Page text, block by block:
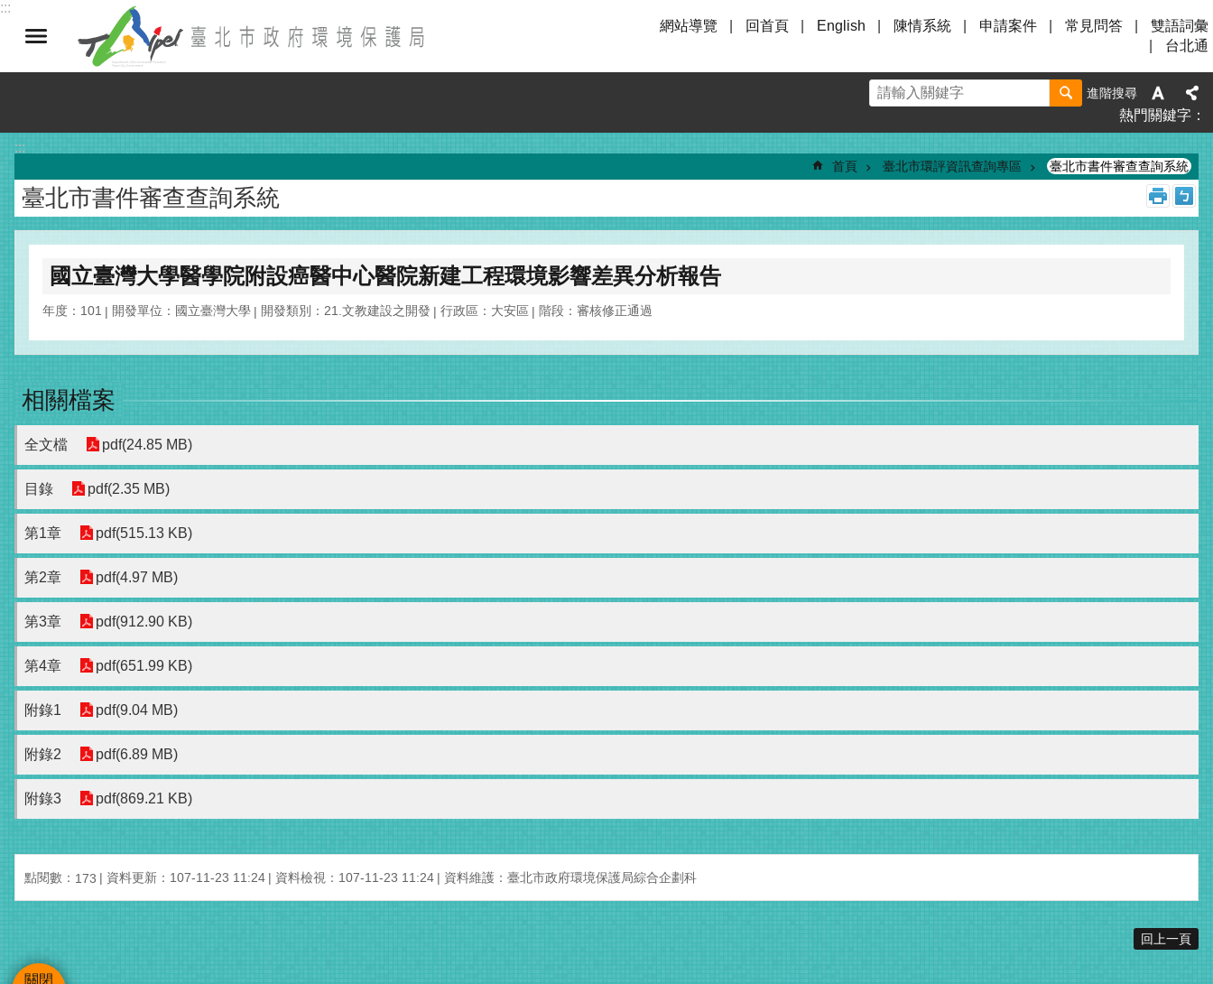
跳到主要內容區塊
:::
網站導覽
回首頁 English 陳情系統 申請案件 常見問答
雙語詞彙
台北通
進階搜尋
熱門關鍵字
:::
首頁 臺北市環評資訊查詢專區 臺北市書件審查查詢系統
臺北市書件審查查詢系統
國立臺灣大學醫學院附設癌醫中心醫院新建工程環境影響差異分析報告
年度：101 開發單位：國立臺灣大學 開發類別：21.文教建設之開發 行政區：大安區 階段：審核修正通過
相關檔案
全文檔 pdf(24.85 MB)
目錄 pdf(2.35 MB)
第1章 pdf(515.13 KB)
第2章 pdf(4.97 MB)
第3章 pdf(912.90 KB)
第4章 pdf(651.99 KB)
附錄1 pdf(9.04 MB)
附錄2 pdf(6.89 MB)
附錄3 pdf(869.21 KB)
點閱數： 173 資料更新：107-11-23 11:24 資料檢視：107-11-23 11:24 資料維護：臺北市政府環境保護局綜合企劃科
回上一頁
關閉